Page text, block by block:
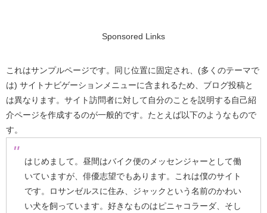
Sponsored Links
これはサンプルページです。同じ位置に固定され、(多くのテーマで
は) サイトナビゲーションメニューに含まれるため、ブログ投稿と
は異なります。サイト訪問者に対して自分のことを説明する自己紹
介ページを作成するのが一般的です。たとえば以下のようなもので
す。
はじめまして。昼間はバイク便のメッセンジャーとして働
いていますが、俳優志望でもあります。これは僕のサイト
です。ロサンゼルスに住み、ジャックという名前のかわい
い犬を飼っています。好きなものはピニャコラーダ、そし